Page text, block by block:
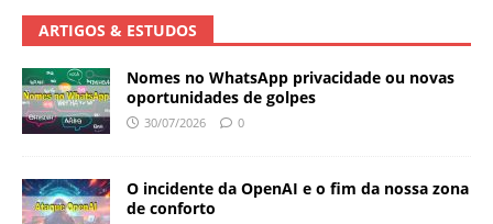
ARTIGOS & ESTUDOS
Nomes no WhatsApp privacidade ou novas
oportunidades de golpes
30/07/2026 0
O incidente da OpenAI e o fim da nossa zona
de conforto